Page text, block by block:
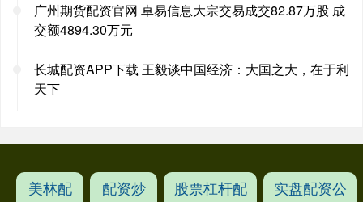
广州期货配资官网 卓易信息大宗交易成交82.87万股 成
交额4894.30万元
长城配资APP下载 王毅谈中国经济：大国之大，在于利
天下
美林配
配资炒
股票杠杆配
实盘配资公